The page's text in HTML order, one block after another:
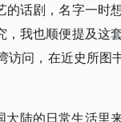
话剧，名字一时
我也顺便提及这
访问，在近史所
的日常生活里